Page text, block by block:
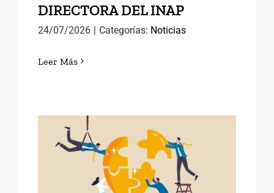
DIRECTORA DEL INAP
24/07/2026 | Categorías: Noticias
Leer Más
POLÍTICAS PÚBLICAS DE
ÉXITO